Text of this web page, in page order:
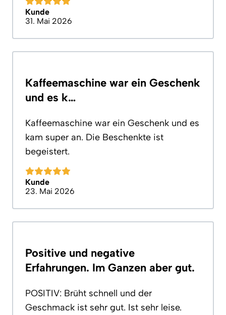
Kunde
31. Mai 2026
Kaffeemaschine war ein Geschenk
und es k…
Kaffeemaschine war ein Geschenk und es
kam super an. Die Beschenkte ist
begeistert.
Kunde
23. Mai 2026
Positive und negative
Erfahrungen. Im Ganzen aber gut.
POSITIV: Brüht schnell und der
Geschmack ist sehr gut. Ist sehr leise.